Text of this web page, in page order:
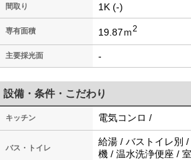
間取り 1K (-)
専有面積 19.87ｍ2
主要採光面 -
設備・条件・こだわり
キッチン 電気コンロ /
バス・トイレ
給湯 / バストイレ別
機 / 温水洗浄便座 /